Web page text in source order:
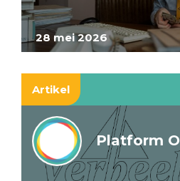
28 mei 2026
Artikel
Platform O